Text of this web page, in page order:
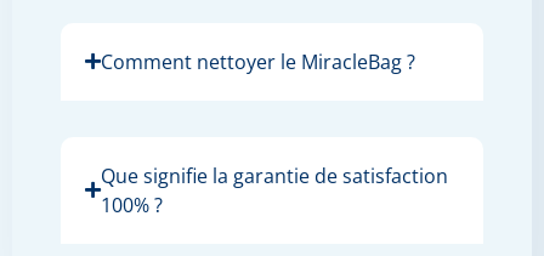
Comment nettoyer le MiracleBag ?
Que signifie la garantie de satisfaction
100% ?